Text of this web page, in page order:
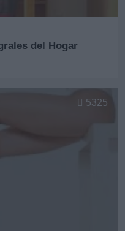
del Hogar
5325